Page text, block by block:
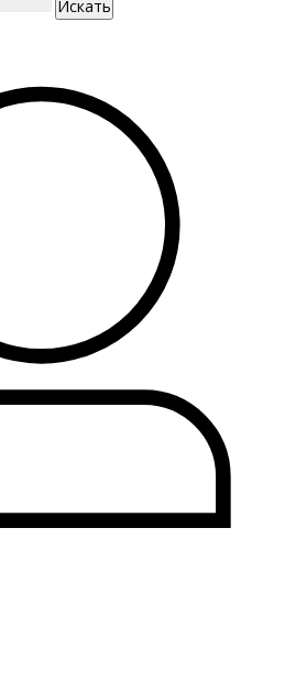
Искать